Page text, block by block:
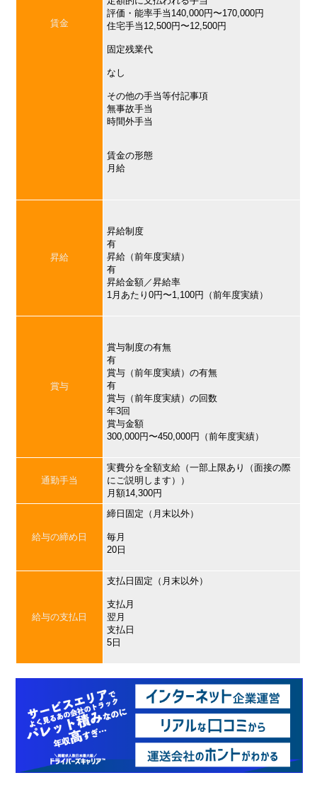
賃金
評価・能率手当140,000円〜170,000円
住宅手当12,500円〜12,500円
固定残業代
なし
その他の手当等付記事項
無事故手当
時間外手当
賃金の形態
月給
昇給
昇給制度
有
昇給（前年度実績）
有
昇給金額／昇給率
1月あたり0円〜1,100円（前年度実績）
賞与
賞与制度の有無
有
賞与（前年度実績）の有無
有
賞与（前年度実績）の回数
年3回
賞与金額
300,000円〜450,000円（前年度実績）
通勤手当
実費分を全額支給（一部上限あり（面接の際
にご説明します））
月額14,300円
給与の締め日
締日固定（月末以外）
毎月
20日
給与の支払日
支払日固定（月末以外）
支払月
翌月
支払日
5日